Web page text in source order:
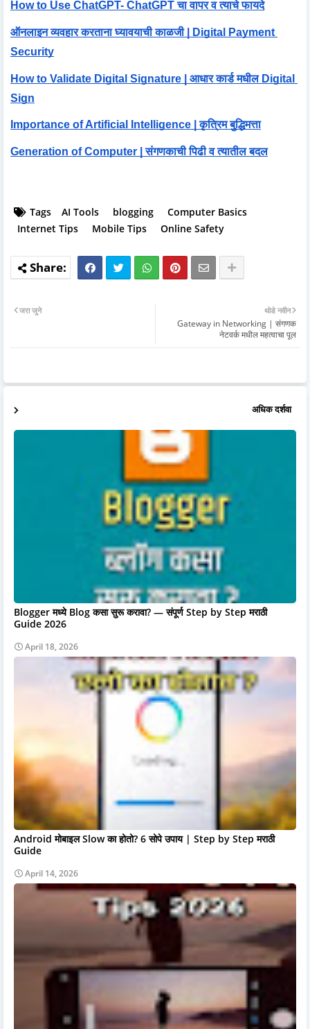
How to Use ChatGPT- ChatGPT चा वापर व त्याचे फायदे
ऑनलाइन व्यवहार करताना घ्यावयाची काळजी | Digital Payment
Security
How to Validate Digital Signature | आधार कार्ड मधील Digital
Sign
Importance of Artificial Intelligence | कृत्रिम बुद्धिमत्ता
Generation of Computer | संगणकाची पिढी व त्यातील बदल
Tags AI Tools blogging
Computer Basics
Internet Tips
Mobile Tips Online Safety
थोडे नवीन
Gateway in Networking | संगणक
नेटवर्क मधील महत्वाचा पूल
जरा जुने
अधिक दर्शवा
Blogger मध्ये Blog कसा सुरू करावा? — संपूर्ण Step by Step मराठी
Guide 2026
April 18, 2026
Android मोबाइल Slow का होतो? 6 सोपे उपाय | Step by Step मराठी
Guide
April 14, 2026